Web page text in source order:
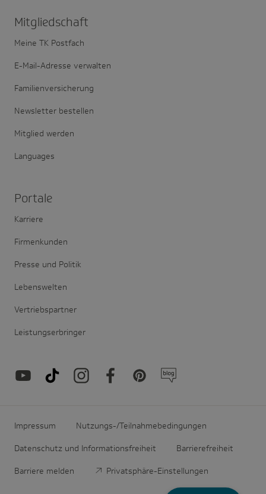
Mitglied­schaft
Meine TK Postfach
E-Mail-Adresse verwalten
Familienversicherung
Newsletter bestellen
Mitglied werden
Languages
Portale
Karriere
Firmenkunden
Presse und Politik
Lebenswelten
Vertriebspartner
Leistungserbringer
Impressum Nutzungs-/Teilnahmebedingungen
Datenschutz und Informationsfreiheit Barrierefreiheit
Barriere melden Privatsphäre-Einstellungen